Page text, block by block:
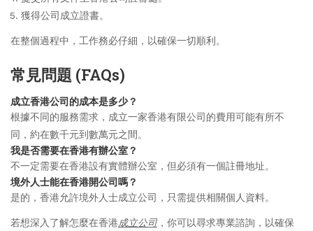
獲得公司成立證書。
在整個過程中，工作務必仔細，以確保一切順利。
常見問題 (FAQs)
成立香港公司的成本是多少？
根據不同的服務需求，成立一家香港有限公司的費用可能有所不
同，約在數千元到數萬元之間。
我是否需要在香港有辦公室？
不一定需要在香港設有實體辦公室，但必須有一個註冊地址。
境外人士能在香港開公司嗎？
是的，香港允許境外人士成立公司，只需提供相關個人資料。
若想深入了解怎麼在香港成立公司，你可以尋求專業諮詢，以確保